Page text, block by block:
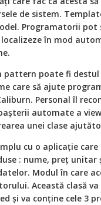
de sistem.
Programatorii pot
localizeze în mod
pattern poate fi
care să ajute
Personal îl
automate a
unei clase
cu o aplicație
: nume, preț unitar
Modul în care
Această clasă
și va conține cele 3